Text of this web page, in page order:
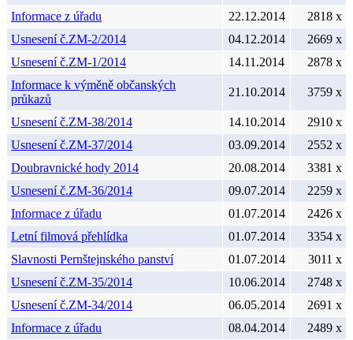
Informace z úřadu 22.12.2014
2818 x
Usnesení č.ZM-2/2014
04.12.2014
2669 x
Usnesení č.ZM-1/2014
14.11.2014
2878 x
Informace k výměně občanských
průkazů
21.10.2014 3759 x
Usnesení č.ZM-38/2014 14.10.2014
2910 x
Usnesení č.ZM-37/2014
03.09.2014
2552 x
Doubravnické hody 2014
20.08.2014
3381 x
Usnesení č.ZM-36/2014
09.07.2014
2259 x
Informace z úřadu
01.07.2014
2426 x
Letní filmová přehlídka
01.07.2014
3354 x
Slavnosti Pernštejnského panství
01.07.2014
3011 x
Usnesení č.ZM-35/2014
10.06.2014
2748 x
Usnesení č.ZM-34/2014
06.05.2014
2691 x
Informace z úřadu
08.04.2014
2489 x